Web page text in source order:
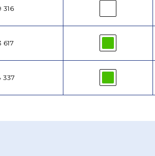
316
617
337